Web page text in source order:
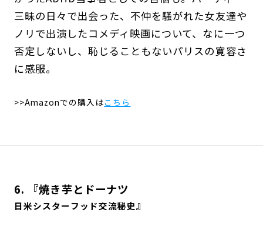
三昧の日々で出会った、不仲を騒がれた女友達や
ノリで出演したコメディ映画について、なに一つ
否定しないし、恥じることもないパリスの寛容さ
に感服。
>>Amazonでの購入はこちら
6. 『焼き芋とドーナツ
日米シスターフッド交流秘史』